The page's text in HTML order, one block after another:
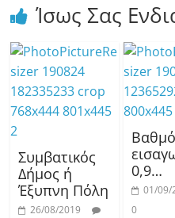
Ίσως Σας
Συμβατικός
Δήμος ή
Έξυπνη Πόλη
26/08/2019
0,9…
01/09/
0